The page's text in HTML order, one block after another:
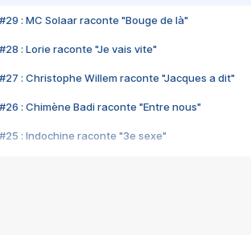
#29 : MC Solaar raconte "Bouge de là"
#28 : Lorie raconte "Je vais vite"
#27 : Christophe Willem raconte "Jacques a dit"
#26 : Chimène Badi raconte "Entre nous"
#25 : Indochine raconte "3e sexe"